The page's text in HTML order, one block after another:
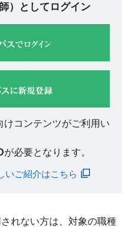
）としてログイン
コンテンツがご利用い
が必要となります。
いご紹介はこちら
れない方は、対象の職種